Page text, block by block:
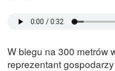
W biegu na 300 metrów
reprezentant